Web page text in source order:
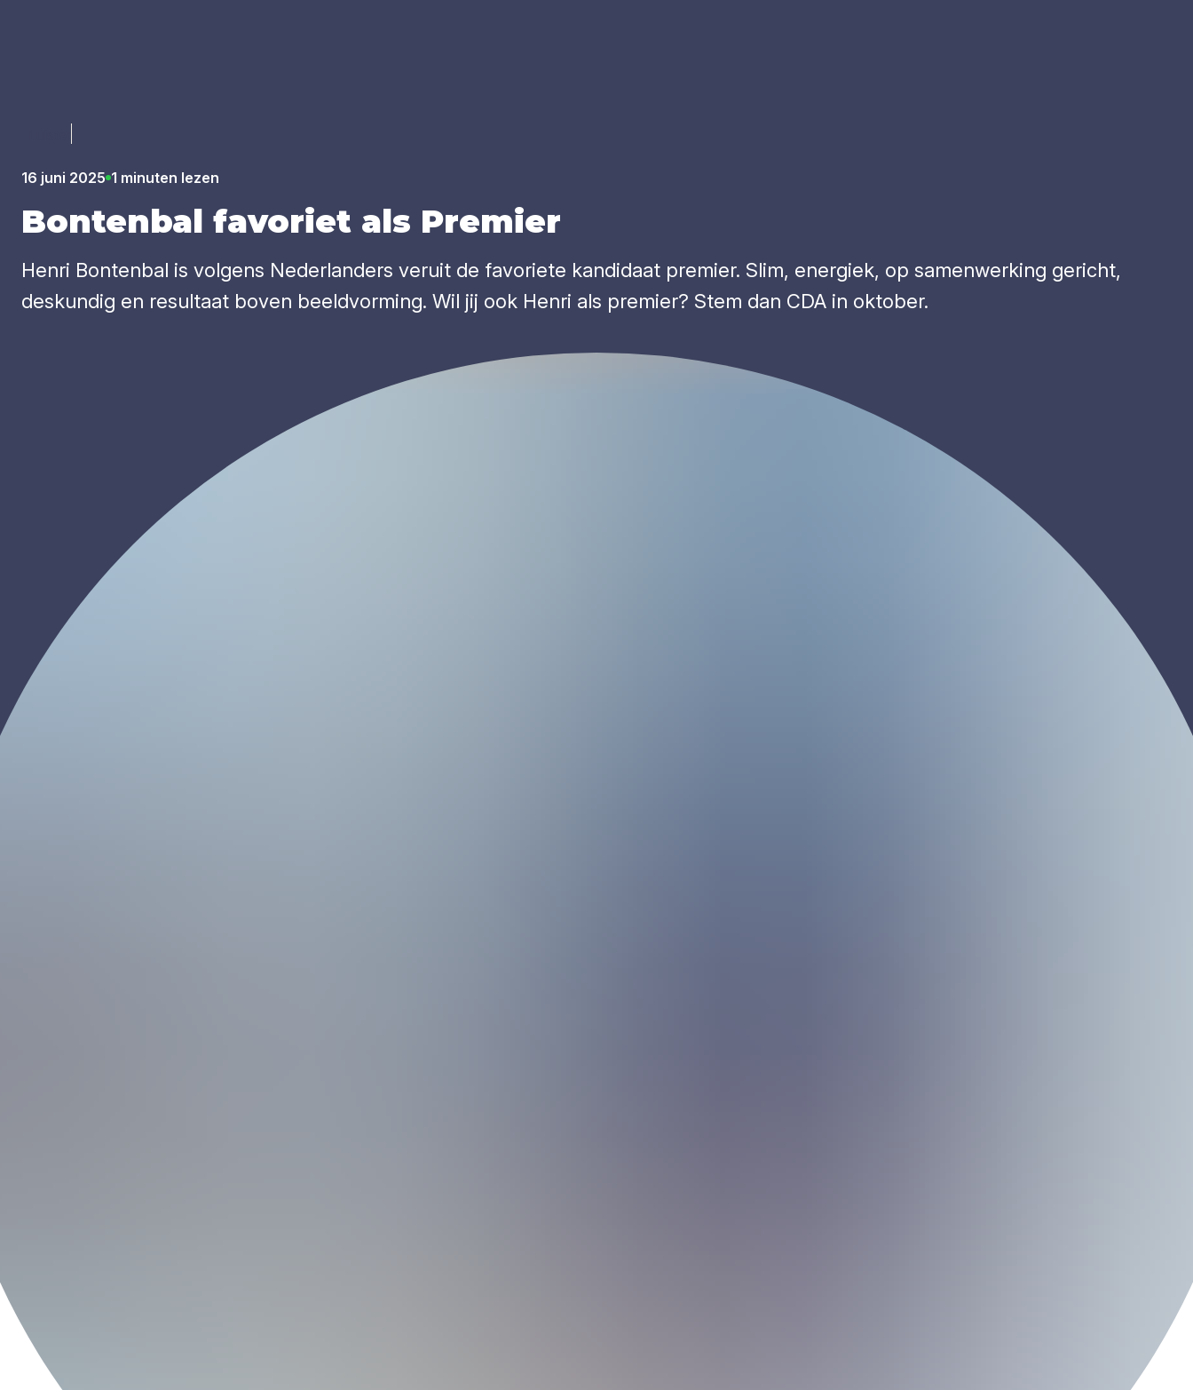
16 juni 2025 1 minuten lezen
Bon­ten­bal favo­riet als Pre­mier
Henri Bontenbal is volgens Nederlanders veruit de favoriete kandidaat premier. Slim, energiek, op samenwerking gericht,
deskundig en resultaat boven beeldvorming. Wil jij ook Henri als premier? Stem dan CDA in oktober.